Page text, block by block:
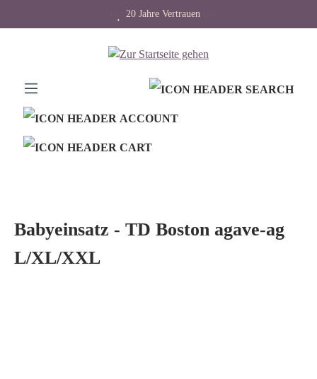
20 Jahre Vertrauen
Design trifft Langlebigkeit
Babyeinsatz - TD Boston agave-ag
L/XL/XXL